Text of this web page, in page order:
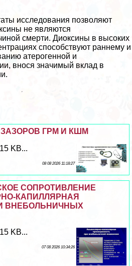
исследования позволяют
не являются
cмepти. Диоксины в высоких
способствуют раннему и
атерогенной и
внося значимый вклад в
ГРМ И КШМ
KB...
08 08 2026 11:18:27
СОПРОТИВЛЕНИЕ
КАПИЛЛЯРНАЯ
ВНЕБОЛЬНИЧНЫХ
KB...
07 08 2026 10:34:26